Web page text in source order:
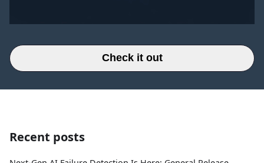
Check it out
Recent posts